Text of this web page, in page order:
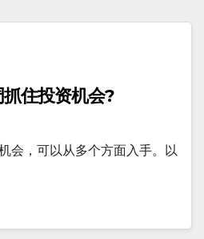
住投资机会?
会，可以从多个方面入手。以